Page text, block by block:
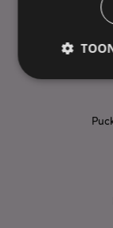
Strikt
strikt
goed